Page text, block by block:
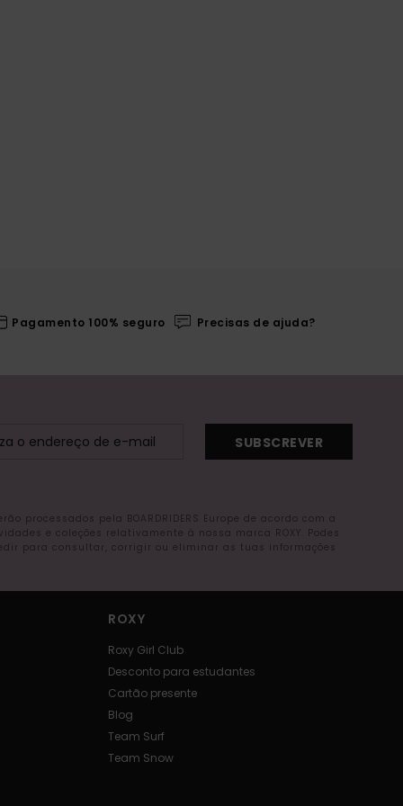
Pagamento 100% seguro Precisas de ajuda?
SUBSCREVER
pela BOARDRIDERS Europe de acordo com a
e coleções relativamente à nossa marca ROXY. Podes
para consultar, corrigir ou eliminar as tuas informações
ROXY
Roxy Girl Club
Desconto para estudantes
Cartão presente
Blog
Team Surf
Team Snow